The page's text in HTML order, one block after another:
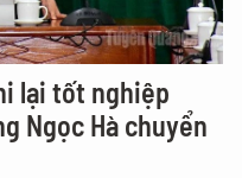
lại tốt nghiệp
Ngọc Hà chuyển